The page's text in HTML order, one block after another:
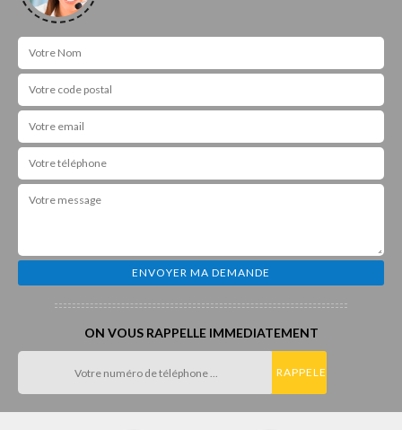
ON VOUS RAPPELLE IMMEDIATEMENT